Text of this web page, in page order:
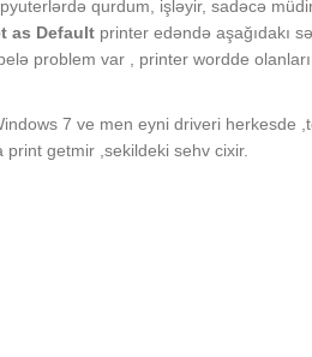
qurdum, işləyir, sadəcə
as Default printer edəndə aşağıdakı
problem var , printer wordde
7 ve men eyni driveri herkesde
getmir ,sekildeki sehv cixir.